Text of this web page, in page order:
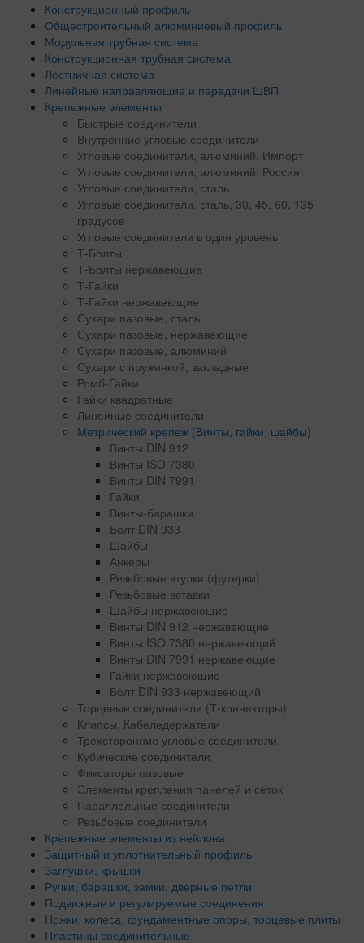
Конструкционный профиль
Общестроительный алюминиевый профиль
Модульная трубная система
Конструкционная трубная система
Лестничная система
Линейные направляющие и передачи ШВП
Крепежные элементы
Быстрые соединители
Внутренние угловые соединители
Угловые соединители, алюминий, Импорт
Угловые соединители, алюминий, Россия
Угловые соединители, сталь
Угловые соединители, сталь, 30, 45, 60, 135
градусов
Угловые соединители в один уровень
Т-Болты
Т-Болты нержавеющие
Т-Гайки
Т-Гайки нержавеющие
Сухари пазовые, сталь
Сухари пазовые, нержавеющие
Сухари пазовые, алюминий
Сухари с пружинкой, закладные
Ромб-Гайки
Гайки квадратные
Линейные соединители
Метрический крепеж (Винты, гайки, шайбы)
Винты DIN 912
Винты ISO 7380
Винты DIN 7991
Гайки
Винты-барашки
Болт DIN 933
Шайбы
Анкеры
Резьбовые втулки (футерки)
Резьбовые вставки
Шайбы нержавеющие
Винты DIN 912 нержавеющие
Винты ISO 7380 нержавеющий
Винты DIN 7991 нержавеющие
Гайки нержавеющие
Болт DIN 933 нержавеющий
Торцевые соединители (Т-коннекторы)
Клипсы, Кабеледержатели
Трехсторонние угловые соединители
Кубические соединители
Фиксаторы пазовые
Элементы крепления панелей и сеток
Параллельные соединители
Резьбовые соединители
Крепежные элементы из нейлона
Защитный и уплотнительный профиль
Заглушки, крышки
Ручки, барашки, замки, дверные петли
Подвижные и регулируемые соединения
Ножки, колеса, фундаментные опоры, торцевые плиты
Пластины соединительные